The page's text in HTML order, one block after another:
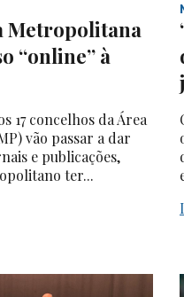
Metropolitana
“online” à
17 concelhos da Área
vão passar a dar
e publicações,
ter...